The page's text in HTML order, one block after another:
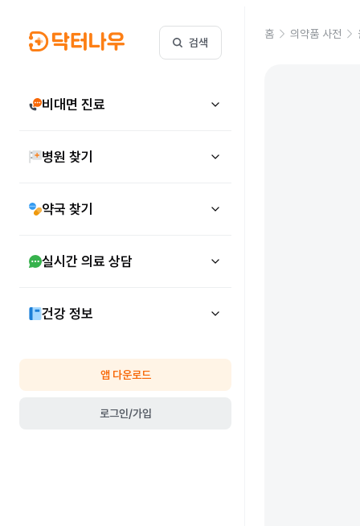
검색
비대면 진료
병원 찾기
약국 찾기
실시간 의료 상담
건강 정보
앱 다운로드
로그인/가입
홈 의약품 사전